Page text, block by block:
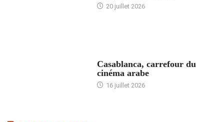
20 juillet 2026
Casablanca, carrefour du
cinéma arabe
16 juillet 2026